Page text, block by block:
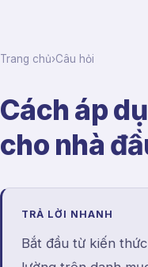
Trang chủ›Câu hỏi
Cách áp
cho nhà
TRẢ LỜI NHANH
Bắt đầu từ kiến